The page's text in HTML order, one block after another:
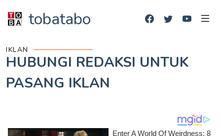
tobatabo
IKLAN
HUBUNGI REDAKSI UNTUK
PASANG IKLAN